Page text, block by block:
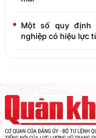
Một số quy định
nghiệp có hiệu lực